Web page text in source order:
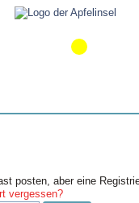
posten, aber eine
vergessen?